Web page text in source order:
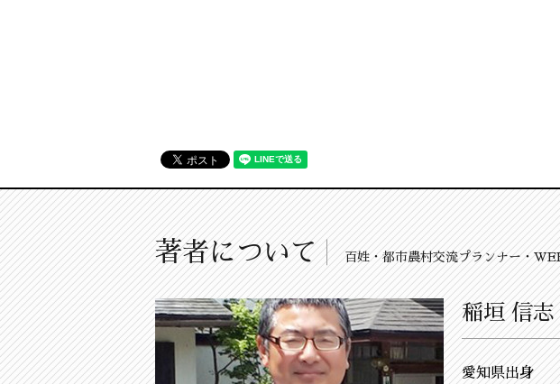
著者について 百姓・都市農村交流プランナー・
稲垣 信志
愛知県出身